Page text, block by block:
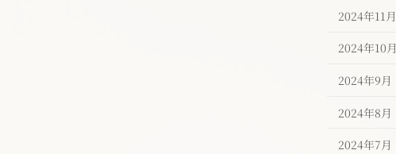
2024年11月
2024年10月
2024年9月
2024年8月
2024年7月